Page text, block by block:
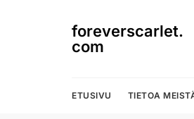
foreverscarlet.
com
ETUSIVU TIETOA